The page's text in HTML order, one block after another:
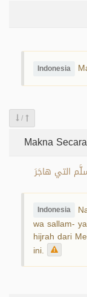
Indonesia
/
Makna
التي هاجَرَ
Indonesia
wa sallam-
hijrah dari
ini.